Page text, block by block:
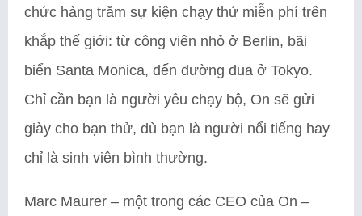
chức hàng trăm sự kiện chạy thử miễn phí trên
khắp thế giới: từ công viên nhỏ ở Berlin, bãi
biển Santa Monica, đến đường đua ở Tokyo.
Chỉ cần bạn là người yêu chạy bộ, On sẽ gửi
giày cho bạn thử, dù bạn là người nổi tiếng hay
chỉ là sinh viên bình thường.
Marc Maurer – một trong các CEO của On –